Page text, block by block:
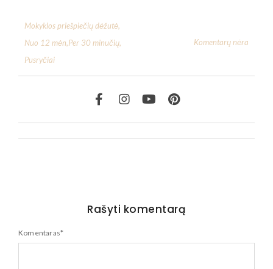
Mokyklos priešpiečių dėžutė,
Nuo 12 mėn,Per 30 minučių,
Pusryčiai
Komentarų nėra
Rašyti komentarą
Komentaras*